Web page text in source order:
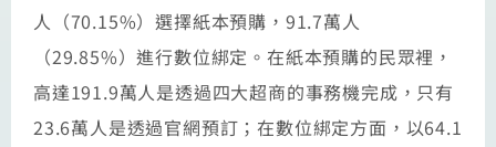
人（70.15%）選擇紙本預購，91.7萬人
（29.85%）進行數位綁定。在紙本預購的民眾裡，
高達191.9萬人是透過四大超商的事務機完成，只有
23.6萬人是透過官網預訂；在數位綁定方面，以64.1